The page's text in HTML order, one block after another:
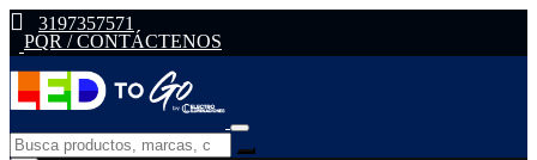
3197357571
PQR / CONTÁCTENOS